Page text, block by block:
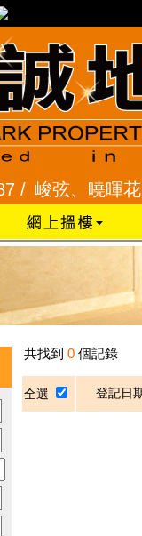
峻弦、曉暉花園
共找到 0 個記錄
全選 登記日